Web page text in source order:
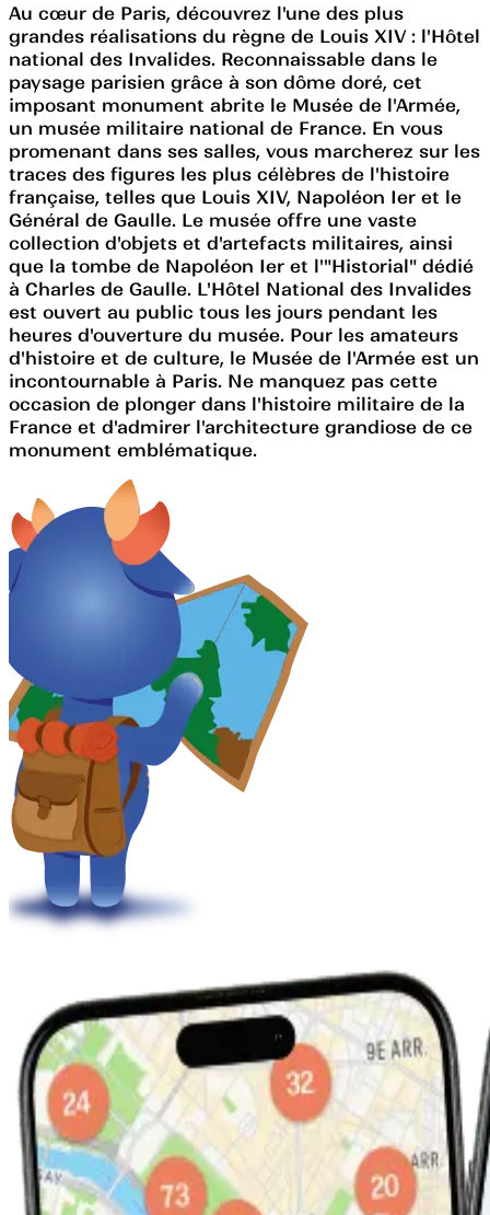
Au cœur de Paris, découvrez l'une des plus
grandes réalisations du règne de Louis XIV : l'Hôtel
national des Invalides. Reconnaissable dans le
paysage parisien grâce à son dôme doré, cet
imposant monument abrite le Musée de l'Armée,
un musée militaire national de France. En vous
promenant dans ses salles, vous marcherez sur les
traces des figures les plus célèbres de l'histoire
française, telles que Louis XIV, Napoléon Ier et le
Général de Gaulle. Le musée offre une vaste
collection d'objets et d'artefacts militaires, ainsi
que la tombe de Napoléon Ier et l'"Historial" dédié
à Charles de Gaulle. L'Hôtel National des Invalides
est ouvert au public tous les jours pendant les
heures d'ouverture du musée. Pour les amateurs
d'histoire et de culture, le Musée de l'Armée est un
incontournable à Paris. Ne manquez pas cette
occasion de plonger dans l'histoire militaire de la
France et d'admirer l'architecture grandiose de ce
monument emblématique.